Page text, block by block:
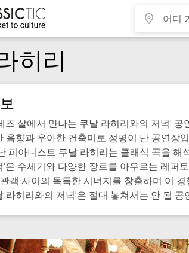
히리
즈 살에서 만나는 쿠날 라히리와의 저녁'
음향과 우아한 건축미로 정평이 난 공연장
피아니스트 쿠날 라히리는 클래식 곡을
'은 수세기와 다양한 장르를 아우르는 레퍼
객 사이의 독특한 시너지를 창출하며 이
라히리와의 저녁'은 절대 놓쳐서는 안 될 공